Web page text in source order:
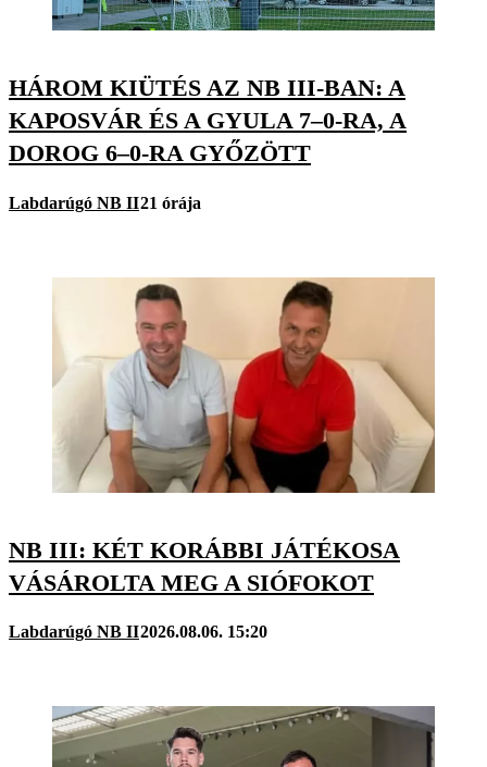
HÁROM KIÜTÉS AZ NB III-BAN: A
KAPOSVÁR ÉS A GYULA 7–0-RA, A
DOROG 6–0-RA GYŐZÖTT
Labdarúgó NB II21 órája
NB III: KÉT KORÁBBI JÁTÉKOSA
VÁSÁROLTA MEG A SIÓFOKOT
Labdarúgó NB II2026.08.06. 15:20